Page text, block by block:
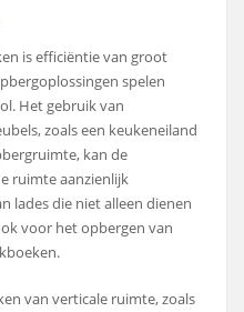
is efficiëntie van groot
spelen
Het gebruik van
zoals een keukeneiland
kan de
ruimte aanzienlijk
lades die niet alleen dienen
voor het opbergen van
van verticale ruimte, zoals